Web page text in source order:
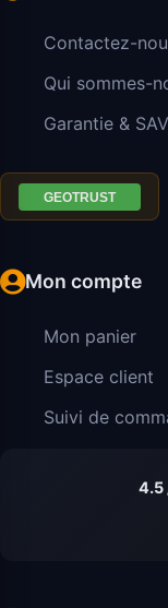
Contactez-
Qui sommes-
Garantie & SAV
Mon compte
Mon panier
Espace client
Suivi de
4.5